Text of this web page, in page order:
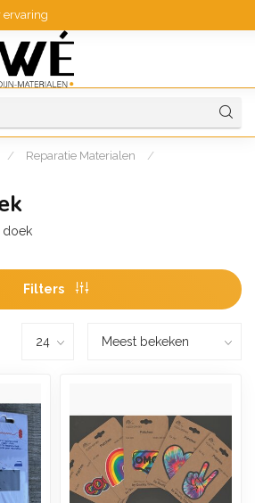
ervaring
/ Reparatie Materialen
/
doek
Filters